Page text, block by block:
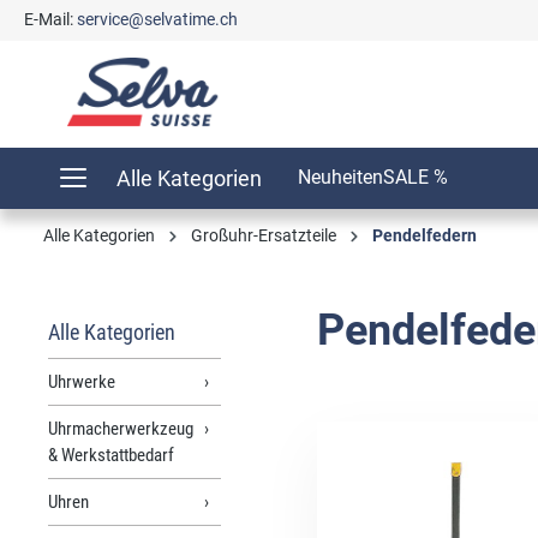
Zur Hauptnavigation springen
E-Mail:service@selvatime.ch
Alle Kategorien NeuheitenSALE %
Alle Kategorien Großuhr-Ersatzteile Pendelfedern
Alle Kategorien
Uhrwerke
Uhrmacherwerkzeug
& Werkstattbedarf
Uhren